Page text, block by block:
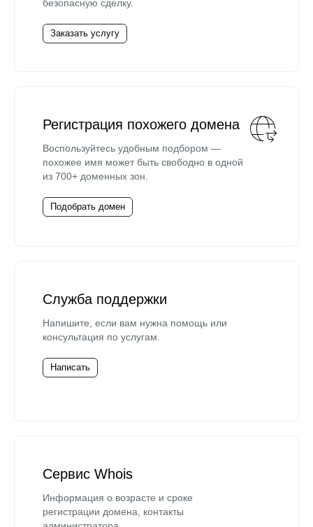
безопасную сделку.
Заказать услугу
Регистрация похожего домена
Воспользуйтесь удобным подбором —
похожее имя может быть свободно в одной
из 700+ доменных зон.
Подобрать домен
Служба поддержки
Напишите, если вам нужна помощь или
консультация по услугам.
Написать
Сервис Whois
Информация о возрасте и сроке
регистрации домена, контакты